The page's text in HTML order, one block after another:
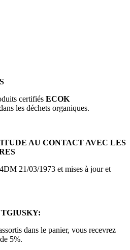
certifiés ECOK
les déchets organiques.
AU CONTACT AVEC LES
21/03/1973 et mises à jour et
dans le panier, vous recevrez
5%.